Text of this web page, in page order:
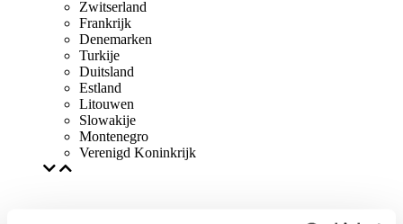
Zwitserland
Frankrijk
Denemarken
Turkije
Duitsland
Estland
Litouwen
Slowakije
Montenegro
Verenigd Koninkrijk